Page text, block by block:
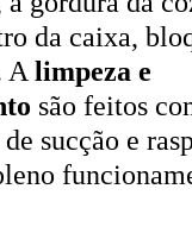
da caixa,
A limpeza e
são feitos
sucção e